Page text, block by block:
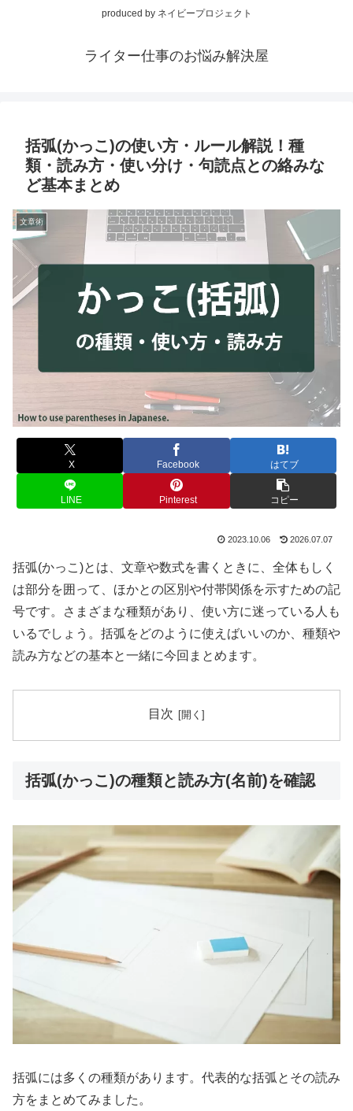
produced by ネイビープロジェクト
ライター仕事のお悩み解決屋
括弧(かっこ)の使い方・ルール解説！種
類・読み方・使い分け・句読点との絡みな
ど基本まとめ
文章術
X Facebook はてブ
LINE Pinterest コピー
2023.10.06 2026.07.07
括弧(かっこ)とは、文章や数式を書くときに、全体もしく
は部分を囲って、ほかとの区別や付帯関係を示すための記
号です。さまざまな種類があり、使い方に迷っている人も
いるでしょう。括弧をどのように使えばいいのか、種類や
読み方などの基本と一緒に今回まとめます。
目次
括弧(かっこ)の種類と読み方(名前)を確認
括弧には多くの種類があります。代表的な括弧とその読み
方をまとめてみました。